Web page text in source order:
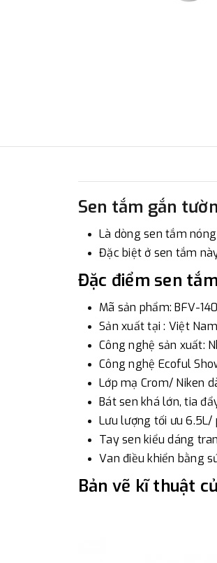
Sen tắm gắn
Là dòng sen tắm
Đặc biệt ở sen tắm
Đặc điểm sen
Mã sản phẩm: BFV-
Sản xuất tại : Việt
Công nghệ sản xuất:
Công nghệ Ecoful
Lớp mạ Crom/ Niken
Bát sen khá lớn, tia
Lưu lượng tối ưu
Tay sen kiểu dáng
Van điều khiển bằng
Bản vẽ kĩ thuật